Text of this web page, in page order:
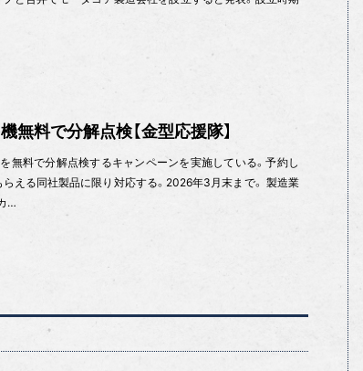
無料で分解点検【金型応援隊】
無料で分解点検するキャンペーンを実施している。予約し
らえる同社製品に限り対応する。2026年3月末まで。 製造業
…